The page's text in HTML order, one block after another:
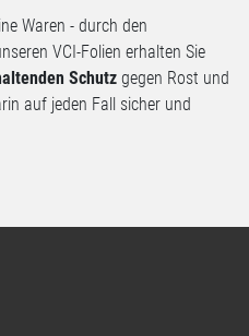
Waren - durch den
VCI-Folien erhalten Sie
Schutz gegen Rost und
auf jeden Fall sicher und